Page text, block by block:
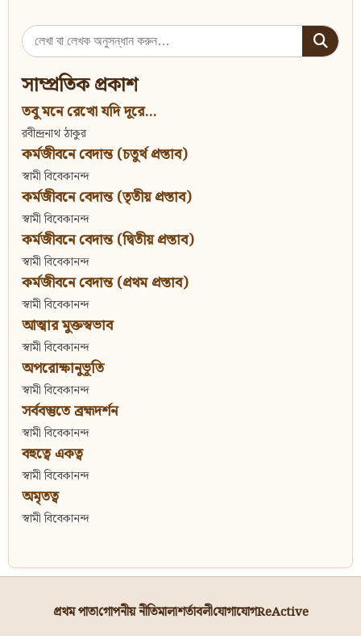
Search
for:
সাম্প্রতিক প্রকাশ
তবু মনে রেখো যদি দূরে...
রবীন্দ্রনাথ ঠাকুর
কর্মজীবনে বেদান্ত (চতুর্থ প্রস্তাব)
স্বামী বিবেকানন্দ
কর্মজীবনে বেদান্ত (তৃতীয় প্রস্তাব)
স্বামী বিবেকানন্দ
কর্মজীবনে বেদান্ত (দ্বিতীয় প্রস্তাব)
স্বামী বিবেকানন্দ
কর্মজীবনে বেদান্ত (প্রথম প্রস্তাব)
স্বামী বিবেকানন্দ
আত্মার মুক্তস্বভাব
স্বামী বিবেকানন্দ
অপরোক্ষানুভূতি
স্বামী বিবেকানন্দ
সর্ববস্তুতে ব্রহ্মদর্শন
স্বামী বিবেকানন্দ
বহুত্বে একত্ব
স্বামী বিবেকানন্দ
অমৃতত্ব
স্বামী বিবেকানন্দ
প্রথম পাতাগোপনীয় নীতিমালাশর্তাবলীযোগাযোগReActive